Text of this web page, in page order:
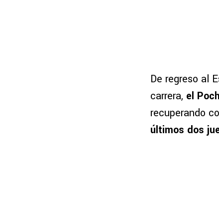
De regreso al
carrera, el
recuperando
últimos dos